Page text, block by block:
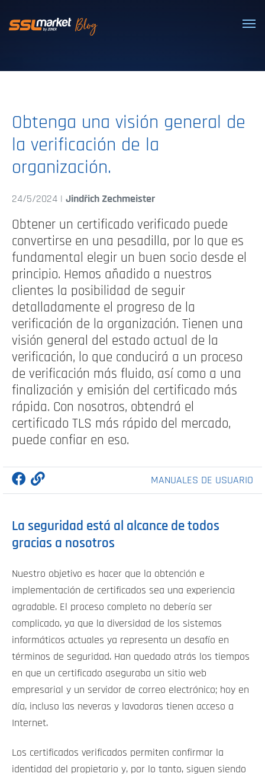
Certificados SSL/TLS confiables
Obtenga una visión general de
la verificación de la
organización.
24/5/2024 | Jindřich Zechmeister
Obtener un certificado verificado puede
convertirse en una pesadilla, por lo que es
fundamental elegir un buen socio desde el
principio. Hemos añadido a nuestros
clientes la posibilidad de seguir
detalladamente el progreso de la
verificación de la organización. Tienen una
visión general del estado actual de la
verificación, lo que conducirá a un proceso
de verificación más fluido, así como a una
finalización y emisión del certificado más
rápida. Con nosotros, obtendrá el
certificado TLS más rápido del mercado,
puede confiar en eso.
MANUALES DE USUARIO
La seguridad está al alcance de todos
gracias a nosotros
Nuestro objetivo es hacer que la obtención e
implementación de certificados sea una experiencia
agradable. El proceso completo no debería ser
complicado, ya que la diversidad de los sistemas
informáticos actuales ya representa un desafío en
términos de seguridad. Han quedado atrás los tiempos
en que un certificado aseguraba un sitio web
empresarial y un servidor de correo electrónico; hoy en
día, incluso las neveras y lavadoras tienen acceso a
Internet.
Los certificados verificados permiten confirmar la
identidad del propietario y, por lo tanto, siguen siendo